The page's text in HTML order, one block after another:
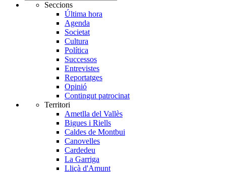
Seccions
Última hora
Agenda
Societat
Cultura
Política
Successos
Entrevistes
Reportatges
Opinió
Contingut patrocinat
Territori
Ametlla del Vallès
Bigues i Riells
Caldes de Montbui
Canovelles
Cardedeu
La Garriga
Lliçà d'Amunt